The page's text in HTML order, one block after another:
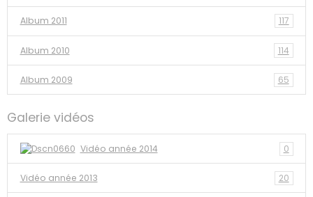
Album 2011 117
Album 2010 114
Album 2009 65
Galerie vidéos
Vidéo année 2014 0
Vidéo année 2013 20